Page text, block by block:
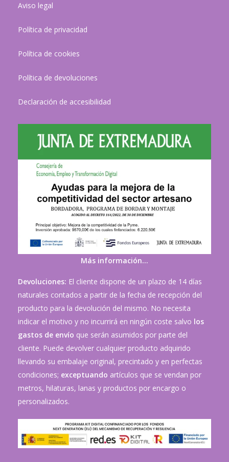
Aviso legal
Política de privacidad
Política de cookies
Política de devoluciones
Declaración de accesibilidad
Más información…
Devoluciones: El cliente dispone de un plazo de 14 días
naturales contados a partir de la fecha de recepción del
producto para la devolución del mismo. No necesita
indicar el motivo y no incurrirá en ningún coste salvo los
gastos de envío que serán asumidos por parte del
cliente. Puede devolver cualquier producto adquirido
llevando su embalaje original, precintado y en perfectas
condiciones; exceptuando artículos que se vendan por
metros, hilaturas, lanas y productos por encargo o
personalizados.